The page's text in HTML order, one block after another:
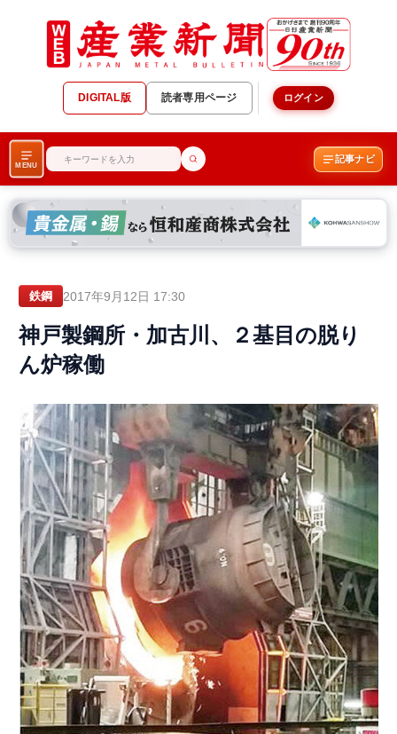
DIGITAL版 読者専用ページ ログイン
MENU
記事ナビ
鉄鋼 2017年9月12日 17:30
神戸製鋼所・加古川、２基目の脱り
ん炉稼働